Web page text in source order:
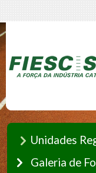
Unidades
Galeria de